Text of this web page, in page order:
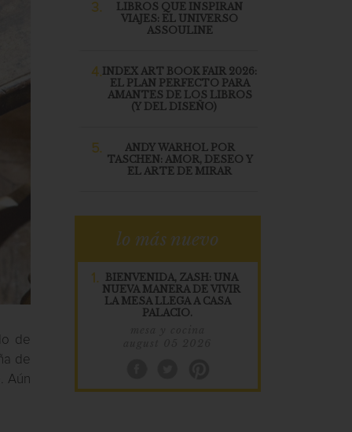
de
de
Aún
3.
LIBROS QUE INSPIRAN
VIAJES: EL UNIVERSO
ASSOULINE
4.INDEX ART BOOK FAIR 2026:
EL PLAN PERFECTO PARA
AMANTES DE LOS LIBROS
(Y DEL DISEÑO)
5.
ANDY WARHOL POR
TASCHEN: AMOR, DESEO Y
EL ARTE DE MIRAR
lo más nuevo
1.
BIENVENIDA, ZASH: UNA
NUEVA MANERA DE VIVIR
LA MESA LLEGA A CASA
PALACIO.